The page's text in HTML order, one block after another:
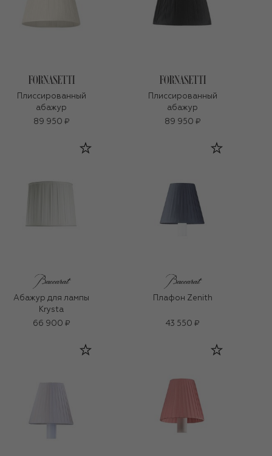
Плиссированный
абажур
89 950 ₽
Плиссированный
абажур
89 950 ₽
Абажур для лампы
Krysta
66 900 ₽
Плафон Zenith
43 550 ₽